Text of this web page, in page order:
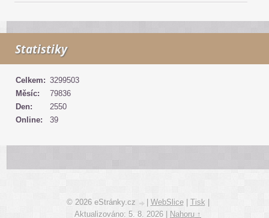
Statistiky
Online: 39
Celkem: 3299503
Měsíc:
79836
Den:
2550
© 2026 eStránky.cz WebSlice Tisk
Aktualizováno: 5. 8. 2026
Nahoru ↑